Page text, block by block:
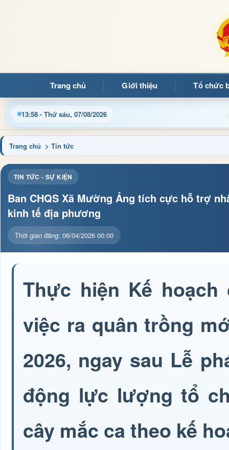
Trang chủ Giới thiệu Tổ chức
13:58 - Thứ sáu, 07/08/2026 Chào
Trang chủ > Tin tức
TIN TỨC - SỰ KIỆN
Ban CHQS Xã Mường Ảng tích cực hỗ trợ
kinh tế địa phương
Thời gian đăng: 06/04/2026 00:00
Thực hiện Kế hoạch
việc ra quân trồng
2026, ngay sau Lễ
động lực lượng tổ
cây mắc ca theo kế